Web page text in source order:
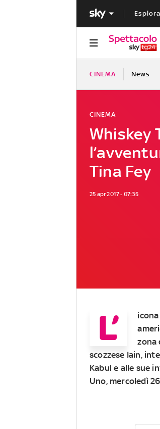
CINEMA News
Whiskey
Tina Fey
CINEMA
25 apr 2017 - 07:35
L’
zona
scozzese Iain,
Kabul e alle sue
Uno, mercoledì